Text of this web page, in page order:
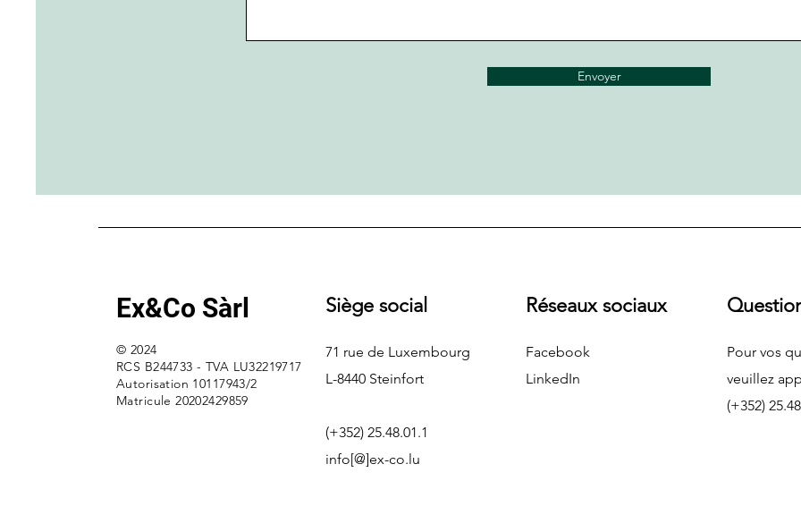
Envoyer
Ex&Co Sàrl
© 2024
RCS B244733 - TVA LU32219717
Autorisation 10117943/2
Matricule 20202429859
Siège social
71 rue de Luxembourg
L-8440 Steinfort
(+352) 25.48.01.1
info[@]ex-co.lu
Réseaux sociaux
Facebook
LinkedIn
Pour vos
veuillez
(+352)